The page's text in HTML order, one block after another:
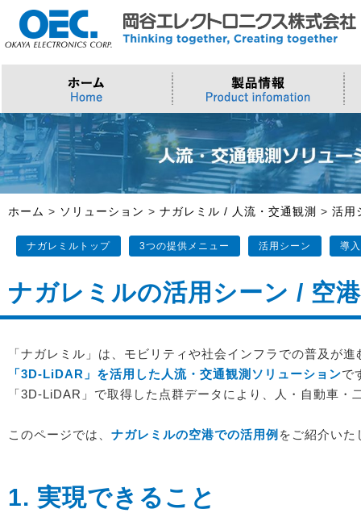
プロセッサ
>Intel (IoT/Embedded)
>Intel (PC)
>Intel Arc Graphics
ソフトウェア・クラウド
>Microsoft Azure
>Windows IoT
>Trellix
>AI・IoTソリューション
>インテル IoTソリューション
>評価開発キット
>LLMソリューション
スマートシティ・DX
>ナガレミル / 人流・交通
>会社概要 >トップメッセージ
>製品・御見積お問い合わせ >その他・採用お問い合わせ
ホーム > ソリューション > ナガレミル / 人流・交通観測 > 活用
ナガレミルトップ 3つの提供メニュー 活用シーン 導
ナガレミルの活用シーン / 空港
「ナガレミル」は、モビリティや社会インフラでの普及が
「3D-LiDAR」を活用した人流・交通観測ソリューションで
「3D-LiDAR」で取得した点群データにより、人・自動車・
このページでは、 ナガレミルの空港での活用例 をご紹介いた
1. 実現できること